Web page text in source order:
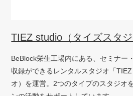
TIEZ studio（タイズスタジ
BeBlock栄生工場内にある、セミナー
収録ができるレンタルスタジオ「
オ）を運営。2つのタイプのスタジオ